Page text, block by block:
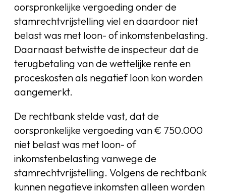
oorspronkelijke vergoeding onder de
stamrechtvrijstelling viel en daardoor niet
belast was met loon- of inkomstenbelasting.
Daarnaast betwistte de inspecteur dat de
terugbetaling van de wettelijke rente en
proceskosten als negatief loon kon worden
aangemerkt.
De rechtbank stelde vast, dat de
oorspronkelijke vergoeding van € 750.000
niet belast was met loon- of
inkomstenbelasting vanwege de
stamrechtvrijstelling. Volgens de rechtbank
kunnen negatieve inkomsten alleen worden